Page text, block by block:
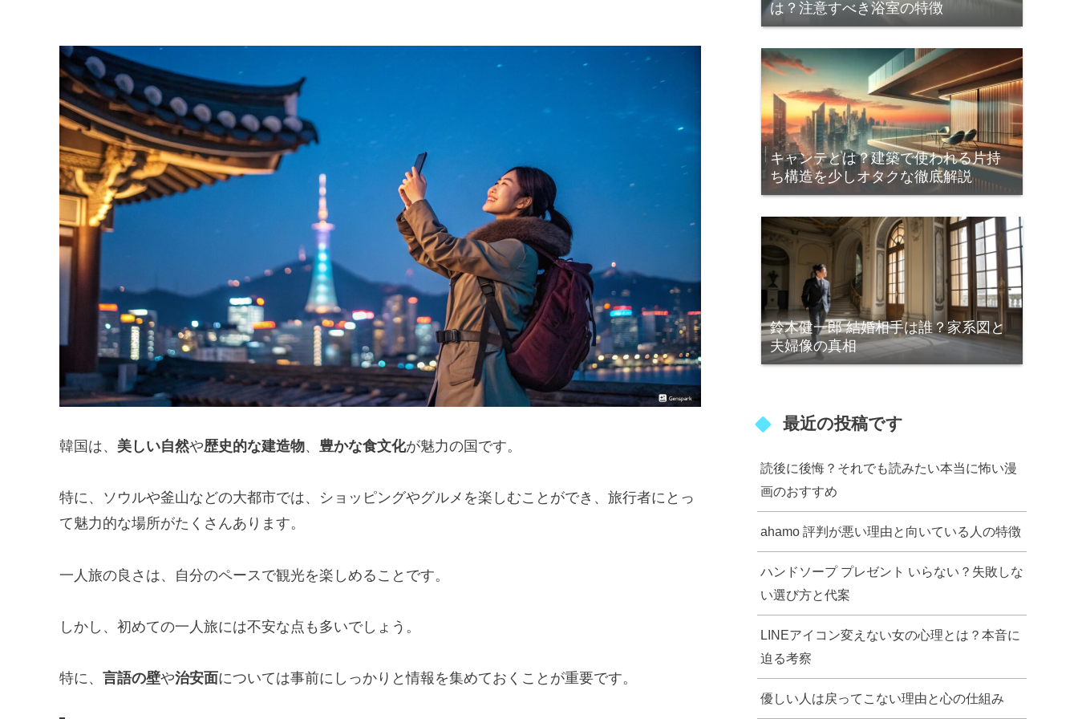
韓国は、 美しい自然や歴史的な建造物、 豊かな食文化が魅力の国です。
特に、ソウルや釜山などの大都市では、ショッピングやグルメを楽しむことができ、旅行者にとっ
て魅力的な場所がたくさんあります。
一人旅の良さは、自分のペースで観光を楽しめることです。
しかし、初めての一人旅には不安な点も多いでしょう。
特に、 言語の壁や治安面については事前にしっかりと情報を集めておくことが重要です。
は？注意すべき浴室の特徴
キャンテとは？建築で使われる片持
ち構造を少しオタクな徹底解説
鈴木健一郎 結婚相手は誰？家系図と
夫婦像の真相
最近の投稿です
読後に後悔？それでも読みたい本当に怖い漫
画のおすすめ
ahamo 評判が悪い理由と向いている人の特徴
ハンドソープ プレゼント いらない？失敗しな
い選び方と代案
LINEアイコン変えない女の心理とは？本音に
迫る考察
優しい人は戻ってこない理由と心の仕組み